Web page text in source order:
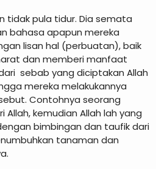
tidak pula tidur. Dia semata
bahasa apapun mereka
lisan hal (perbuatan), baik
dan memberi manfaat
sebab yang diciptakan Allah
mereka melakukannya
Contohnya seorang
kemudian Allah lah yang
bimbingan dan taufik dari
tanaman dan